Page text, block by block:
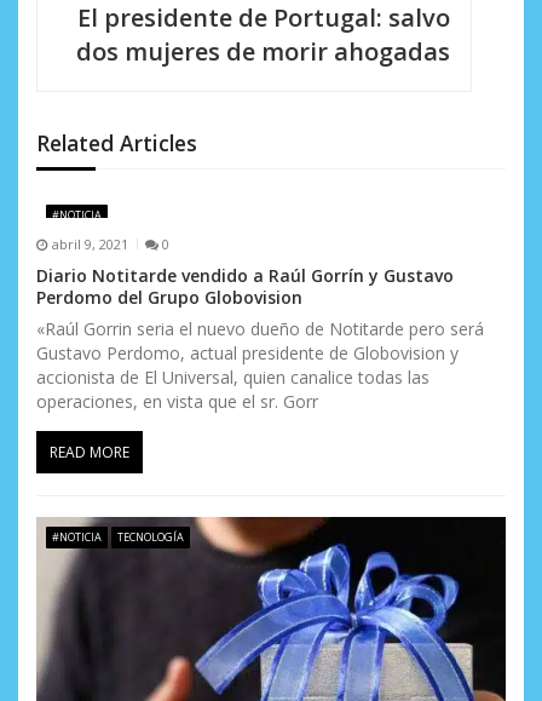
ó
n
d
e
e
n
t
r
a
d
s
El presidente de Portugal: salvo
dos mujeres de morir ahogadas
Related Articles
#NOTICIA
abril 9, 2021 0
Diario Notitarde vendido a Raúl Gorrín y Gustavo
Perdomo del Grupo Globovision
«Raúl Gorrin seria el nuevo dueño de Notitarde pero será
Gustavo Perdomo, actual presidente de Globovision y
accionista de El Universal, quien canalice todas las
operaciones, en vista que el sr. Gorr
READ MORE
#NOTICIA TECNOLOGÍA